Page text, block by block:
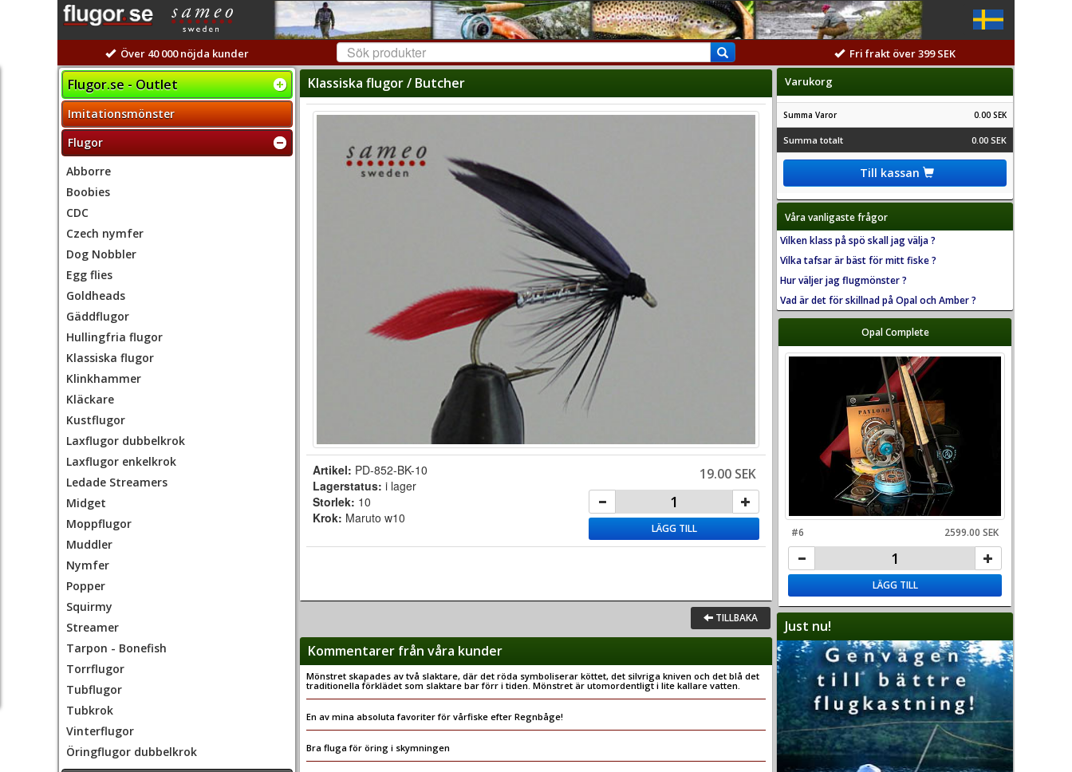
Över 40 000 nöjda kunder Fri frakt över 399 SEK
Flugor.se - Outlet
Imitationsmönster
Flugor
Abborre
Boobies
CDC
Czech nymfer
Dog Nobbler
Egg flies
Goldheads
Gäddflugor
Hullingfria flugor
Klassiska flugor
Klinkhammer
Kläckare
Kustflugor
Laxflugor dubbelkrok
Laxflugor enkelkrok
Ledade Streamers
Midget
Moppflugor
Muddler
Nymfer
Popper
Squirmy
Streamer
Tarpon - Bonefish
Torrflugor
Tubflugor
Tubkrok
Vinterflugor
Öringflugor dubbelkrok
Klassiska flugor / Butcher
Artikel: PD-852-BK-10
Lagerstatus: i lager
Storlek: 10
Krok: Maruto w10
19.00 SEK
LÄGG TILL
TILLBAKA
Kommentarer från våra kunder
Mönstret skapades av två slaktare, där det röda symboliserar köttet, det silvriga kniven och det blå det
traditionella förklädet som slaktare bar förr i tiden. Mönstret är utomordentligt i lite kallare vatten.
En av mina absoluta favoriter för vårfiske efter Regnbåge!
Bra fluga för öring i skymningen
Varukorg
Summa Varor 0.00 SEK
Summa totalt 0.00 SEK
Till kassan
Våra vanligaste frågor
Vilken klass på spö skall jag välja ?
Vilka tafsar är bäst för mitt fiske ?
Hur väljer jag flugmönster ?
Vad är det för skillnad på Opal och Amber ?
Opal Complete
#6 2599.00 SEK
LÄGG TILL
Just nu!